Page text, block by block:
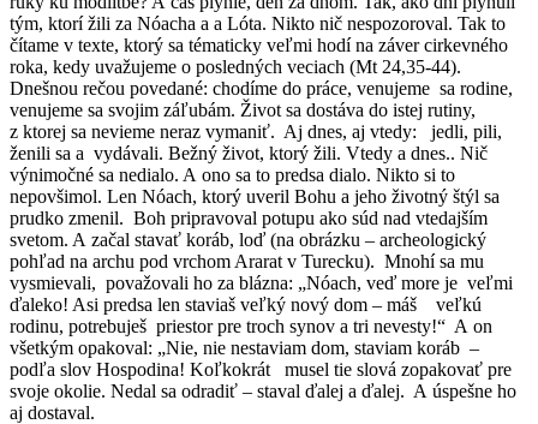
tým, ktorí žili za Nóacha a a Lóta. Nikto nič nespozoroval. Tak to
čítame v texte, ktorý sa tématicky veľmi hodí na záver cirkevného
roka, kedy uvažujeme o posledných veciach (Mt 24,35-44).
Dnešnou rečou povedané: chodíme do práce, venujeme sa rodine,
venujeme sa svojim záľubám. Život sa dostáva do istej rutiny,
z ktorej sa nevieme neraz vymaniť. Aj dnes, aj vtedy: jedli, pili,
ženili sa a vydávali. Bežný život, ktorý žili. Vtedy a dnes.. Nič
výnimočné sa nedialo. A ono sa to predsa dialo. Nikto si to
nepovšimol. Len Nóach, ktorý uveril Bohu a jeho životný štýl sa
prudko zmenil. Boh pripravoval potupu ako súd nad vtedajším
svetom. A začal stavať koráb, loď (na obrázku – archeologický
pohľad na archu pod vrchom Ararat v Turecku). Mnohí sa mu
vysmievali, považovali ho za blázna: „Nóach, veď more je veľmi
ďaleko! Asi predsa len staviaš veľký nový dom – máš veľkú
rodinu, potrebuješ priestor pre troch synov a tri nevesty!“ A on
všetkým opakoval: „Nie, nie nestaviam dom, staviam koráb –
podľa slov Hospodina! Koľkokrát musel tie slová zopakovať pre
svoje okolie. Nedal sa odradiť – staval ďalej a ďalej. A úspešne ho
aj dostaval.